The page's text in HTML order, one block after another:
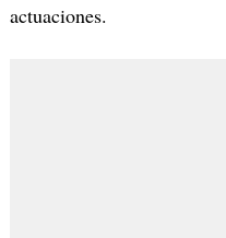
actuaciones.